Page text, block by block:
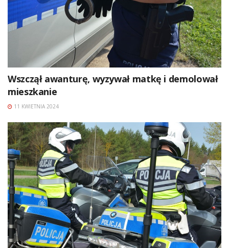
Wszczął awanturę, wyzywał matkę i demolował
mieszkanie
11 KWIETNIA 2024